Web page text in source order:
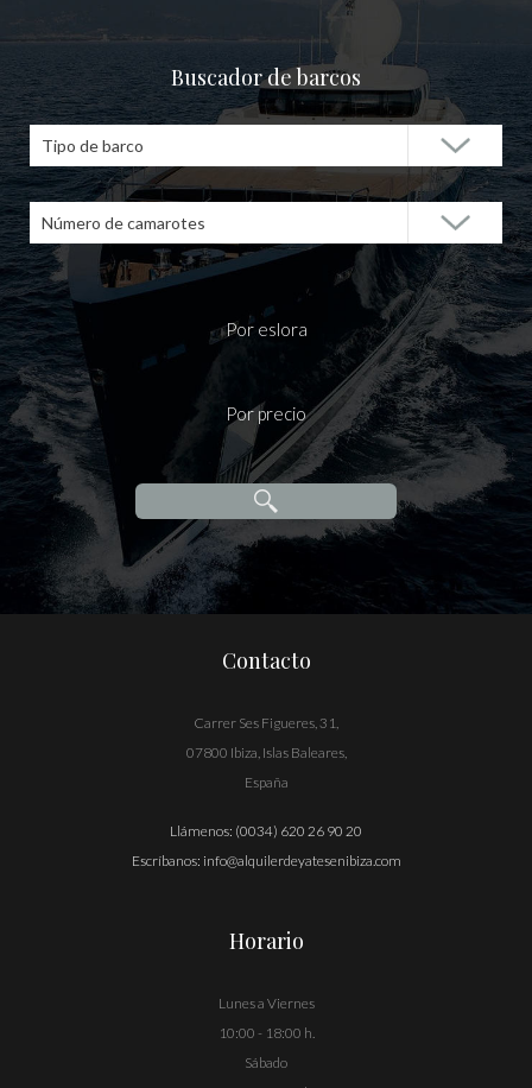
Buscador de barcos
Tipo de barco
Número de camarotes
Por eslora
Por precio
Contacto
Carrer Ses Figueres, 31,
07800 Ibiza, Islas Baleares,
España
Llámenos: (0034) 620 26 90 20
Escríbanos: info@alquilerdeyatesenibiza.com
Horario
Lunes a Viernes
10:00 - 18:00 h.
Sábado